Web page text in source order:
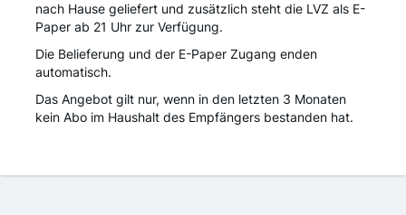
nach Hause geliefert und zusätzlich steht die LVZ als E-
Paper ab 21 Uhr zur Verfügung.
Die Belieferung und der E-Paper Zugang enden
automatisch.
Das Angebot gilt nur, wenn in den letzten 3 Monaten
kein Abo im Haushalt des Empfängers bestanden hat.